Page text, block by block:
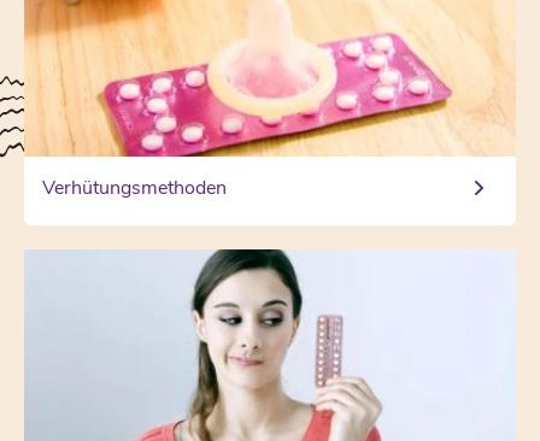
Verhütungsmethoden